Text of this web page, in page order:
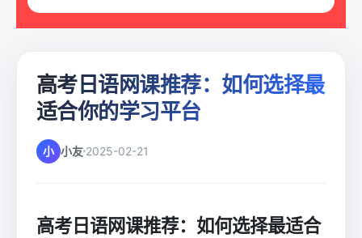
高考日语网课推荐：如何选择最
适合你的学习平台
小 小友 2025-02-21
高考日语网课推荐：如何选择最适合